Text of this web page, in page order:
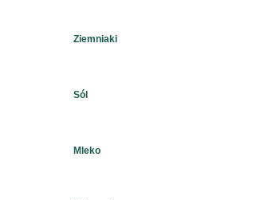
Ziemniaki
Sól
Mleko